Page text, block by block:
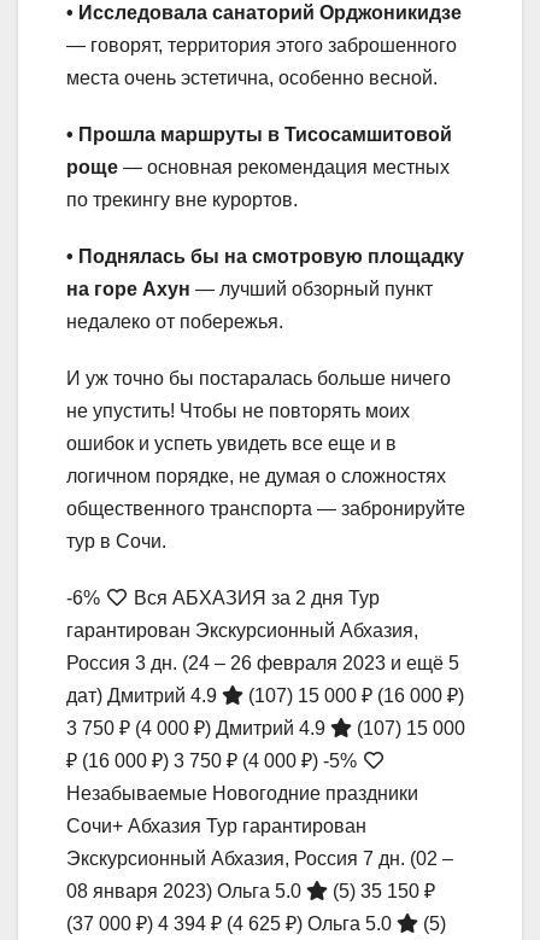
• Исследовала санаторий Орджоникидзе
— говорят, территория этого заброшенного
места очень эстетична, особенно весной.
• Прошла маршруты в Тисосамшитовой
роще — основная рекомендация местных
по трекингу вне курортов.
• Поднялась бы на смотровую площадку
на горе Ахун — лучший обзорный пункт
недалеко от побережья.
И уж точно бы постаралась больше ничего
не упустить! Чтобы не повторять моих
ошибок и успеть увидеть все еще и в
логичном порядке, не думая о сложностях
общественного транспорта — забронируйте
тур в Сочи.
-6%
Вся АБХАЗИЯ за 2 дня Тур
гарантирован Экскурсионный Абхазия,
Россия 3 дн. (24 – 26 февраля 2023 и ещё 5
дат) Дмитрий 4.9 (107) 15 000 ₽ (16 000 ₽)
3 750 ₽ (4 000 ₽) Дмитрий 4.9 (107) 15 000
₽ (16 000 ₽) 3 750 ₽ (4 000 ₽) -5%
Незабываемые Новогодние праздники
Сочи+ Абхазия Тур гарантирован
Экскурсионный Абхазия, Россия 7 дн. (02 –
08 января 2023) Ольга 5.0 (5) 35 150 ₽
(37 000 ₽) 4 394 ₽ (4 625 ₽) Ольга 5.0
(5)